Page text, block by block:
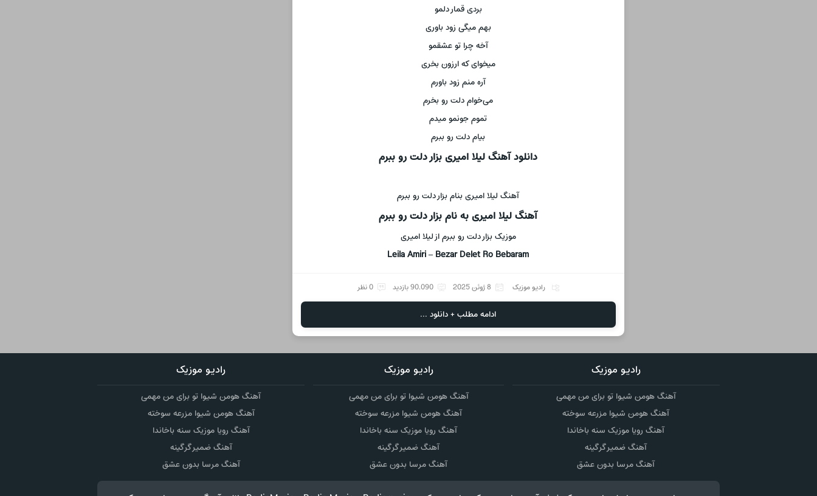
بردی قمار دلمو
بهم میگی زود باوری
آخه چرا تو عشقمو
میخوای که ارزون بخری
آره منم زود باورم
می‌خوام دلت رو بخرم
تموم جونمو میدم
بیام دلت رو ببرم
دانلود آهنگ لیلا امیری بزار دلت رو ببرم
آهنگ لیلا امیری بنام بزار دلت رو ببرم
آهنگ لیلا امیری به نام بزار دلت رو ببرم
موزیک بزار دلت رو ببرم از لیلا امیری
Leila Amiri – Bezar Delet Ro Bebaram
رادیو موزیک 8 ژوئن 2025 90,090 بازدید 0 نظر
ادامه مطلب + دانلود ...
رادیو موزیک
آهنگ هومن شیوا تو برای من مهمی
آهنگ هومن شیوا مزرعه سوخته
آهنگ رویا موزیک سنه باخاندا
آهنگ ضمیر گرگینه
آهنگ مرسا بدون عشق
رادیو موزیک
آهنگ هومن شیوا تو برای من مهمی
آهنگ هومن شیوا مزرعه سوخته
آهنگ رویا موزیک سنه باخاندا
آهنگ ضمیر گرگینه
آهنگ مرسا بدون عشق
رادیو موزیک
آهنگ هومن شیوا تو برای من مهمی
آهنگ هومن شیوا مزرعه سوخته
آهنگ رویا موزیک سنه باخاندا
آهنگ ضمیر گرگینه
آهنگ مرسا بدون عشق